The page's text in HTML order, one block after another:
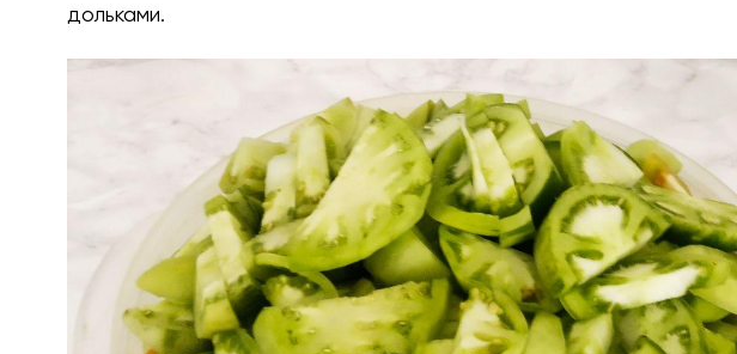
дольками.